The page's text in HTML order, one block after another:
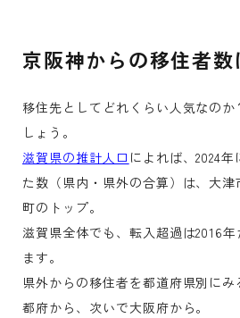
京阪神からの移住者数
移住先としてどれくらい人気なの
しょう。
滋賀県の推計人口 によれば、2024
た数（県内・県外の合算）は、大
町のトップ。
滋賀県全体でも、転入超過は2016
ます。
県外からの移住者を都道府県別に
都府から、次いで大阪府から。